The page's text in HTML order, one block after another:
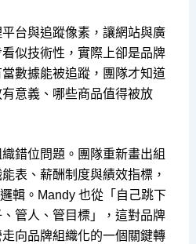
台與追蹤像素，讓網站與廣
似技術性，實際上卻是品牌
數據能被追蹤，團隊才知道
意義、哪些商品值得被放
錯位問題。團隊重新畫出組
表、薪酬制度與績效指標，
輯。Mandy 也從「自己跳下
管人、管目標」，這對品牌
向品牌組織化的一個關鍵轉